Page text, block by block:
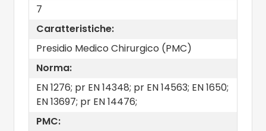
7
Caratteristiche:
Presidio Medico Chirurgico (PMC)
Norma:
EN 1276; pr EN 14348; pr EN 14563; EN 1650;
EN 13697; pr EN 14476;
PMC: